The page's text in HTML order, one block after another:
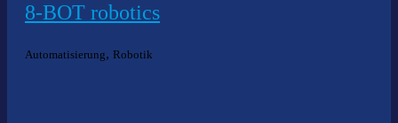
8-BOT robotics
Automatisierung, Robotik